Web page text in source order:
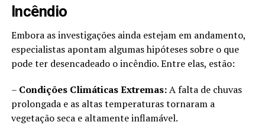
Incêndio
Embora as investigações ainda estejam em andamento,
especialistas apontam algumas hipóteses sobre o que
pode ter desencadeado o incêndio. Entre elas, estão:
– Condições Climáticas Extremas:A falta de chuvas
prolongada e as altas temperaturas tornaram a
vegetação seca e altamente inflamável.